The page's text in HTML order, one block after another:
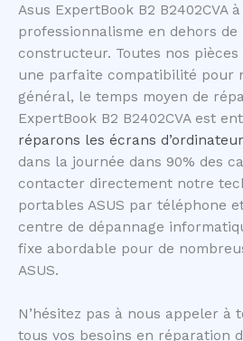
Asus ExpertBook B2 B2402CVA
professionnalisme en dehors de
constructeur. Toutes nos
une parfaite compatibilité pour
général, le temps moyen de
ExpertBook B2 B2402CVA est
réparons les écrans
dans la journée dans 90% des
contacter directement notre
portables ASUS par téléphone
centre de dépannage
fixe abordable pour de
ASUS.
N’hésitez pas à nous appeler à
tous vos besoins en réparation